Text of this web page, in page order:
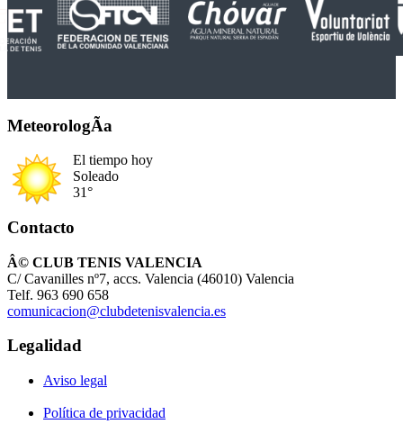
MeteorologÃ­a
El tiempo hoy
Soleado
31°
Contacto
Â© CLUB TENIS VALENCIA
C/ Cavanilles nº7, accs. Valencia (46010) Valencia
Telf. 963 690 658
comunicacion@clubdetenisvalencia.es
Legalidad
Aviso legal
Política de privacidad